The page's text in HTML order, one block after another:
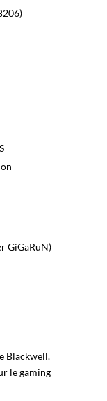
GiGaRuN)
Blackwell.
le gaming